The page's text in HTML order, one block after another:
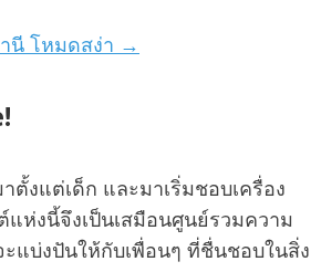
นี โหมดสง่า →
ตั้งแต่เด็ก และมาเริ่มชอบเครื่อง
แห่งนี้จึงเป็นเสมือนศูนย์รวมความ
แบ่งปันให้กับเพื่อนๆ ที่ชื่นชอบในสิ่ง